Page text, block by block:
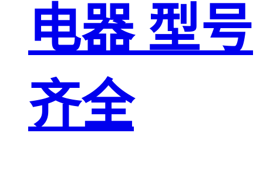
电器 型号
齐全